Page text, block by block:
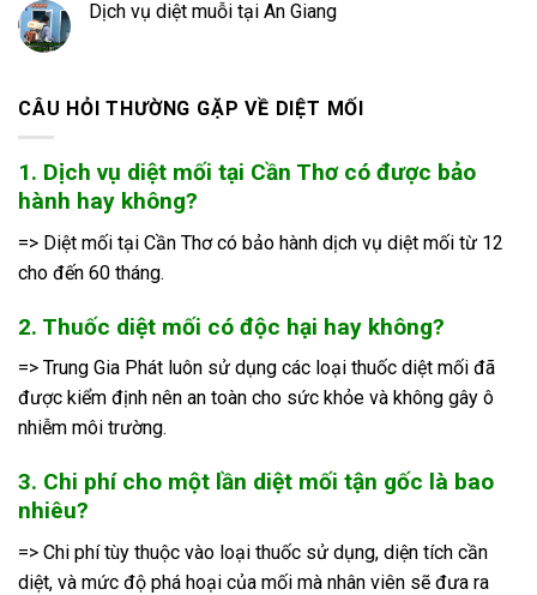
Dịch vụ diệt muỗi tại An Giang
CÂU HỎI THƯỜNG GẶP VỀ DIỆT MỐI
1. Dịch vụ diệt mối tại Cần Thơ có được bảo
hành hay không?
=> Diệt mối tại Cần Thơ có bảo hành dịch vụ diệt mối từ 12
cho đến 60 tháng.
2. Thuốc diệt mối có độc hại hay không?
=> Trung Gia Phát luôn sử dụng các loại thuốc diệt mối đã
được kiểm định nên an toàn cho sức khỏe và không gây ô
nhiễm môi trường.
3. Chi phí cho một lần diệt mối tận gốc là bao
nhiêu?
=> Chi phí tùy thuộc vào loại thuốc sử dụng, diện tích cần
diệt, và mức độ phá hoại của mối mà nhân viên sẽ đưa ra